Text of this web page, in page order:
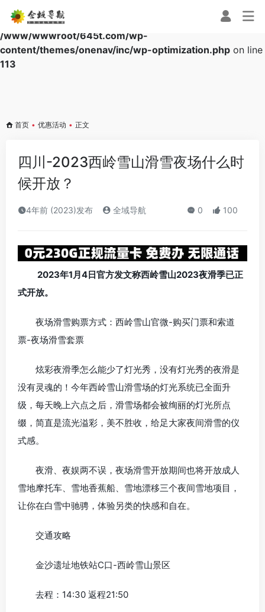
Warning: Array to string conversion in
/www/wwwroot/645t.com/wp-
content/themes/onenav/inc/wp-optimization.php on line
113
首页 • 优惠活动 • 正文
四川-2023西岭雪山滑雪夜场什么时
候开放？
4年前 (2023)发布 全域导航 0 100
2023年1月4日官方发文称西岭雪山2023夜滑季已正
式开放。
夜场滑雪购票方式：西岭雪山官微-购买门票和索道
票-夜场滑雪套票
炫彩夜滑季怎么能少了灯光秀，没有灯光秀的夜滑是
没有灵魂的！今年西岭雪山滑雪场的灯光系统已全面升
级，每天晚上六点之后，滑雪场都会被绚丽的灯光所点
缀，简直是流光溢彩，美不胜收，给足大家夜间滑雪的仪
式感。
夜滑、夜娱两不误，夜场滑雪开放期间也将开放成人
雪地摩托车、雪地香蕉船、雪地漂移三个夜间雪地项目，
让你在白雪中驰骋，体验另类的快感和自在。
交通攻略
金沙遗址地铁站C口-西岭雪山景区
去程：14:30 返程21:50